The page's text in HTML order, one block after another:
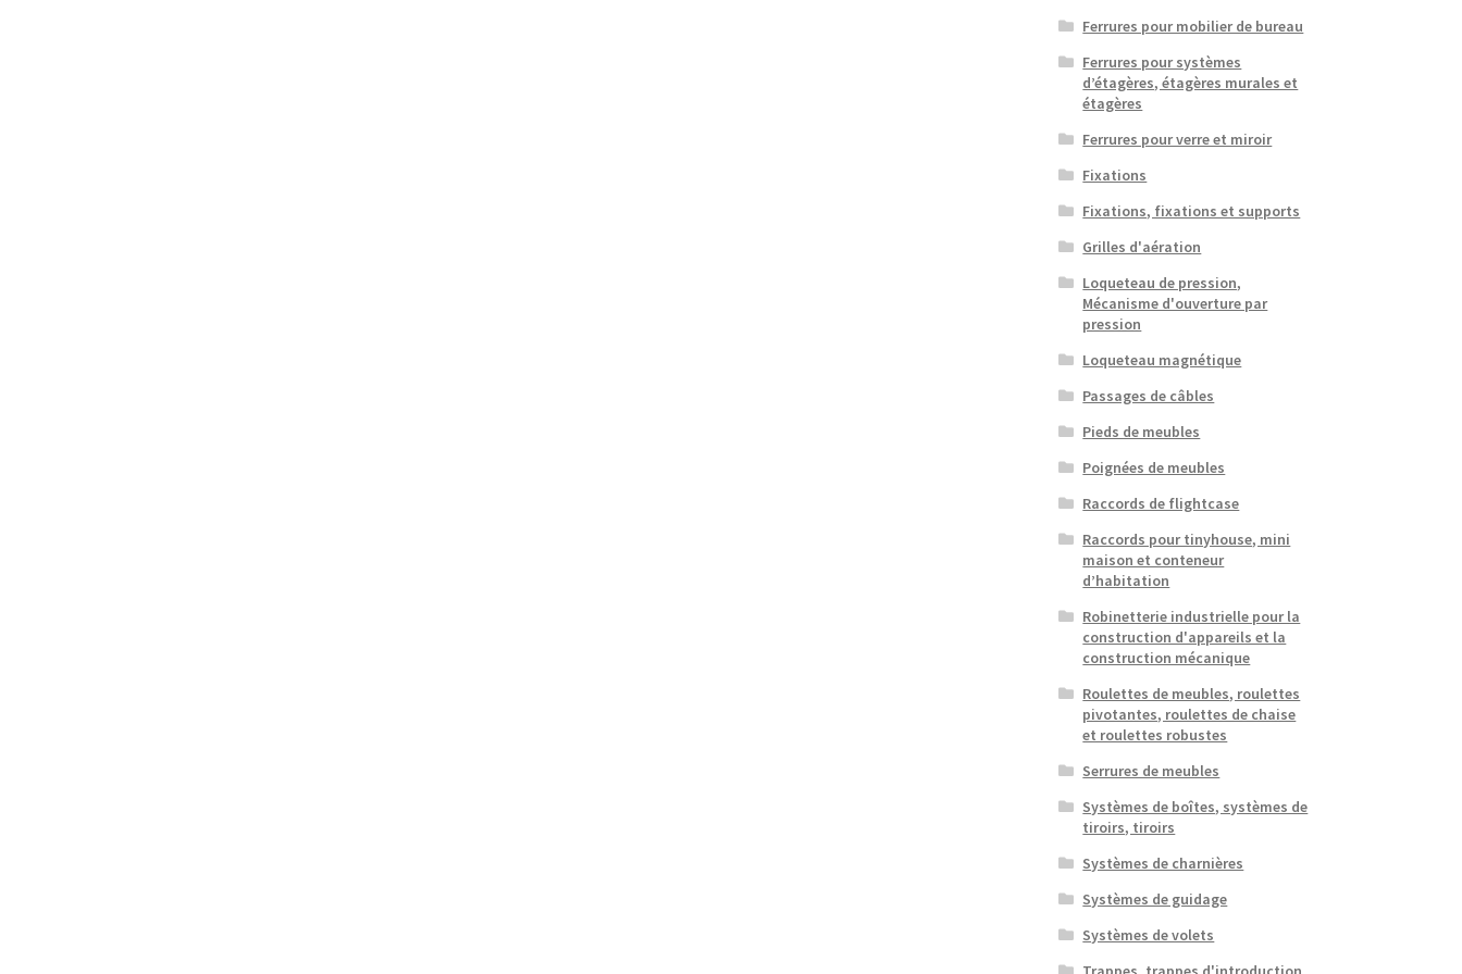
Ferrures pour mobilier de bureau
Ferrures pour systèmes
d’étagères, étagères murales et
étagères
Ferrures pour verre et miroir
Fixations
Fixations, fixations et supports
Grilles d'aération
Loqueteau de pression,
Mécanisme d'ouverture par
pression
Loqueteau magnétique
Passages de câbles
Pieds de meubles
Poignées de meubles
Raccords de flightcase
Raccords pour tinyhouse, mini
maison et conteneur
d’habitation
Robinetterie industrielle pour la
construction d'appareils et la
construction mécanique
Roulettes de meubles, roulettes
pivotantes, roulettes de chaise
et roulettes robustes
Serrures de meubles
Systèmes de boîtes, systèmes de
tiroirs, tiroirs
Systèmes de charnières
Systèmes de guidage
Systèmes de volets